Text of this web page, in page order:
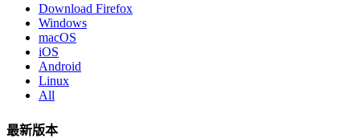
Download Firefox
Windows
macOS
iOS
Android
Linux
All
最新版本